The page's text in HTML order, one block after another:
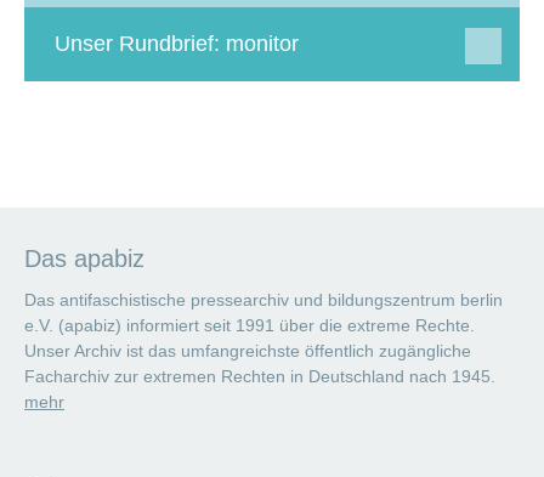
Unser Rundbrief: monitor
Das apabiz
Das antifaschistische pressearchiv und bildungszentrum berlin
e.V. (apabiz) informiert seit 1991 über die extreme Rechte.
Unser Archiv ist das umfangreichste öffentlich zugängliche
Facharchiv zur extremen Rechten in Deutschland nach 1945.
mehr